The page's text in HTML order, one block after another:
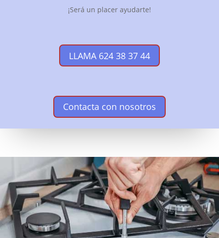
¡Será un placer ayudarte!
LLAMA 624 38 37 44
Contacta con nosotros